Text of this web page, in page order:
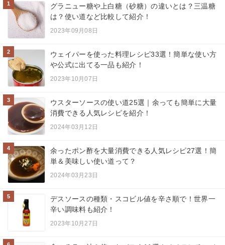
1
グラニュー糖や上白糖（砂糖）の違いとは？三温糖
は？使い道など比較して紹介！
2023年09月08日
2
ウェイパーを使った料理レシピ33選！簡単な使い方
や公式に出てる一品も紹介！
2023年10月07日
3
ウスターソースの使い道25選｜余っても簡単に大量
消費できる人気レシピを紹介！
2024年03月12日
4
余ったポン酢を大量消費できる人気レシピ27選！簡
単＆美味しい使い道って？
2024年03月23日
5
デスソースの種類・スコビル値を辛さ順で！世界一
辛い調味料も紹介！
2023年10月27日